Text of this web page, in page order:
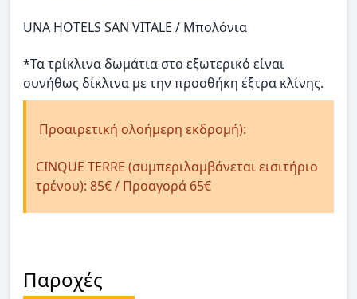
UNA HOTELS SAN VITALE / Μπολόνια
*Τα τρίκλινα δωμάτια στο εξωτερικό είναι
συνήθως δίκλινα με την προσθήκη έξτρα κλίνης.
Προαιρετική ολοήμερη εκδρομή):
CINQUE TERRE (συμπεριλαμβάνεται εισιτήριο
τρένου): 85€ / Προαγορά 65€
Παροχές